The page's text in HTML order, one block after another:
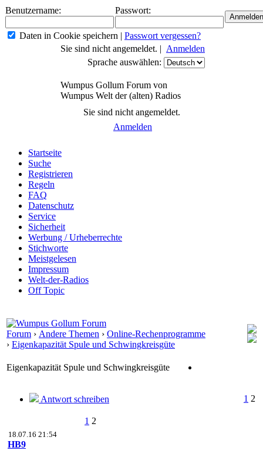
Benutzername: Passwort:
Daten in Cookie speichern | Passwort vergessen?
Sie sind nicht angemeldet. | Anmelden
Sprache auswählen:
Wumpus Gollum Forum von
Wumpus Welt der (alten) Radios
Sie sind nicht angemeldet.
Anmelden
Startseite
Suche
Registrieren
Regeln
FAQ
Datenschutz
Service
Sicherheit
Werbung / Urheberrechte
Stichworte
Meistgelesen
Impressum
Welt-der-Radios
Off Topic
Forum › Andere Themen › Online-Rechenprogramme
› Eigenkapazität Spule und Schwingkreisgüte
Eigenkapazität Spule und Schwingkreisgüte
Antwort schreiben 1 2
1 2
18.07.16 21:54
HB9